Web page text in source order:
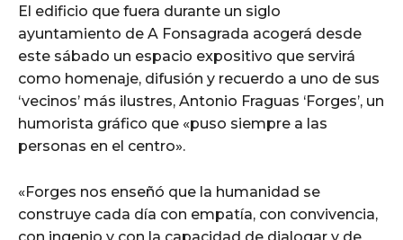
El edificio que fuera durante un siglo
ayuntamiento de A Fonsagrada acogerá desde
este sábado un espacio expositivo que servirá
como homenaje, difusión y recuerdo a uno de sus
‘vecinos’ más ilustres, Antonio Fraguas ‘Forges’, un
humorista gráfico que «puso siempre a las
personas en el centro».
«Forges nos enseñó que la humanidad se
construye cada día con empatía, con convivencia,